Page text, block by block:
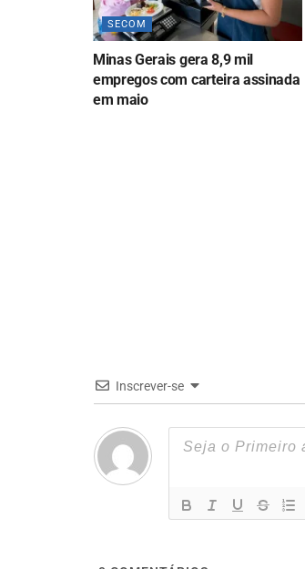
SECOM
Minas Gerais gera 8,9 mil
empregos com carteira assinada
em maio
Inscrever-se